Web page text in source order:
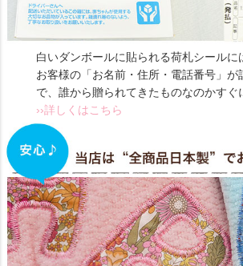
白いダンボールに貼られる荷札シールに
お客様の「お名前・住所・電話番号」が
で、誰から贈られてきたものなのかすぐ
››詳しくはこちら